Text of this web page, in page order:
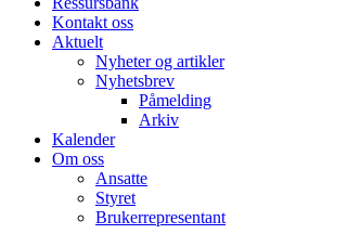
Kontakt oss
Aktuelt
Nyheter og artikler
Nyhetsbrev
Påmelding
Arkiv
Kalender
Om oss
Ansatte
Styret
Brukerrepresentant